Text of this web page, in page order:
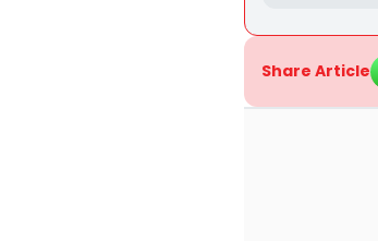
Share Article